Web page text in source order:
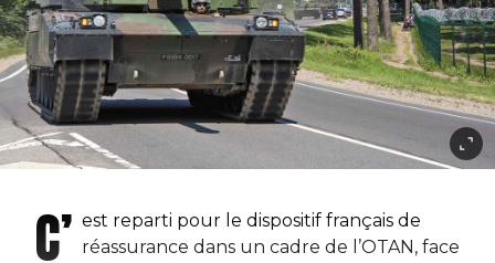
C’ est reparti pour le dispositif français de
réassurance dans un cadre de l’OTAN, face